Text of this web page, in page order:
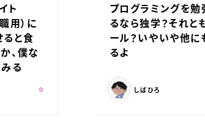
ト
用）に
と食
、僕な
る
スキ：
0Shares
プログラミングを勉
るなら独学？それと
ール？いやいや他に
るよ
この記事を書いた人：
しばひろ